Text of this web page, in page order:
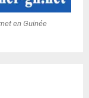
en Guinée